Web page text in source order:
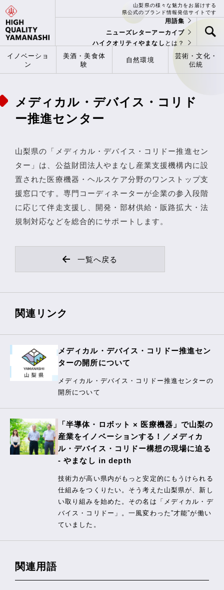
山梨県の様々な魅力をお届けする
県公式のブランド情報発信サイトです
用語集
ニューズレターアーカイブ
ハイクオリティやまなし とは？
イノベーショ
ン
美酒・美食体
験
自然環境
芸術・文化・
伝統
メディカル・デバイス・コリド
ー推進センター
山梨県の「メディカル・デバイス・コリドー推進セン
ター」は、公益財団法人やまなし産業支援機構内に設
置された医療機器・ヘルスケア分野のワンストップ支
援窓口です。専門コーディネーターが企業の参入段階
に応じて伴走支援し、開発・部材供給・販路拡大・法
規制対応などを総合的にサポートします。
一覧へ戻る
関連リンク
メディカル・デバイス・コリドー推進セン
ターの開所について
メディカル・デバイス・コリドー推進センターの
開所について
「半導体・ロボット × 医療機器」で山梨の
産業をイノベーションする！／メディカ
ル・デバイス・コリドー構想の現場に迫る
- やまなし in depth
技術力が高い県内がもっと安定的にもうけられる
仕組みをつくりたい。そう考えた山梨県が、新し
い取り組みを始めた。その名は「メディカル・デ
バイス・コリドー」。一風変わった”才能”が働い
ていました。
関連用語